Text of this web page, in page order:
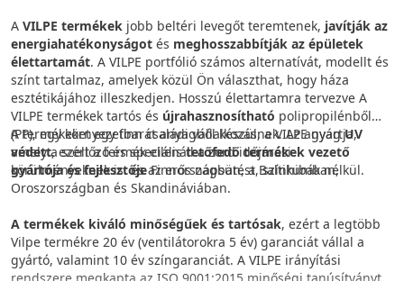
A VILPE termékek jobb beltéri levegőt teremtenek, javítják az
energiahatékonyságot és meghosszabbítják az épületek
élettartamát. A VILPE portfólió számos alternatívát, modellt és
színt tartalmaz, amelyek közül Ön választhat, hogy háza
esztétikájához illeszkedjen. Hosszú élettartamra tervezve A
VILPE termékek tartós és újrahasznosítható polipropilénből
(PP), egy környezetbarát anyagból készülnek. Az anyagUV
védett, ezért a termék ellenáll a zord időjárási
körülményeknek is. és az erős napsütést, színhibák nélkül.
A termékeket egy finn családi vállalkozás, a VILPE gyártja,
amely a szellőző és speciálistetőfedő termékek vezető
gyártója és fejlesztőjeFinnországban, a Baltikumban,
Oroszországban és Skandináviában.
A termékek kiváló minőségűek és tartósak, ezért a legtöbb
Vilpe termékre 20 év (ventilátorokra 5 év) garanciát vállal a
gyártó, valamint 10 év színgaranciát. A VILPE irányítási